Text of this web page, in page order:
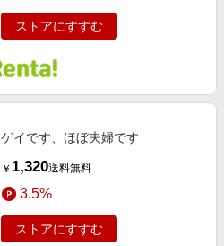
ストアにすすむ
ゲイです、ほぼ夫婦です
￥ 1,320送料無料
3.5%
ストアにすすむ